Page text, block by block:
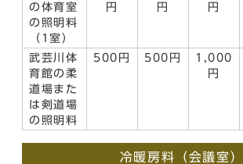
の体育室
の照明料
（1室）
円
円
円
武芸川体
育館の柔
道場また
は剣道場
の照明料
500円 500円
1,000
円
冷暖房料（会議室）